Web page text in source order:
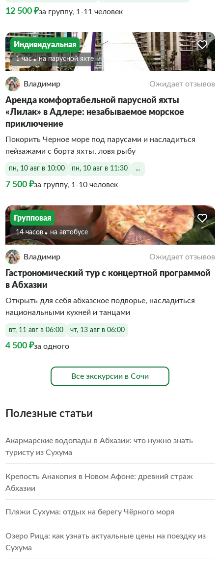
12 500 ₽за группу, 1-11 человек
Индивидуальная
1 час На парусной яхте
Владимир Ожидает отзывов
Аренда комфортабельной парусной яхты
«Лилак» в Адлере: незабываемое морское
приключение
Покорить Черное море под парусами и насладиться
пейзажами с борта яхты, ловя рыбу
пн, 10 авг в 10:00 пн, 10 авг в 11:30 ...
7 500 ₽за группу, 1-10 человек
Групповая
14 часов На автобусе
Владимир Ожидает отзывов
Гастрономический тур с концертной программой
в Абхазии
Открыть для себя абхазское подворье, насладиться
национальными кухней и танцами
вт, 11 авг в 06:00 чт, 13 авг в 06:00
4 500 ₽за одного
Все экскурсии в Сочи
Полезные статьи
Акармарские водопады в Абхазии: что нужно знать
туристу из Сухума
Крепость Анакопия в Новом Афоне: древний страж
Абхазии
Пляжи Сухума: отдых на берегу Чёрного моря
Озеро Рица: как узнать актуальные цены на поездку из
Сухума